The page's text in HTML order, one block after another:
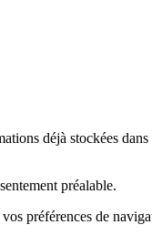
déjà stockées
préalable.
préférences de